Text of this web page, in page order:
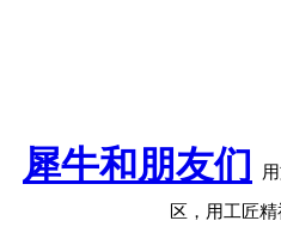
犀牛和朋友们
区，用工匠